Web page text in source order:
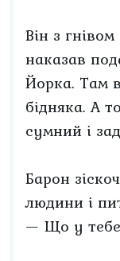
Він з
наказав
Йорка. Там
бідняка. А
сумний і
Барон
людини і
— Що у тебе